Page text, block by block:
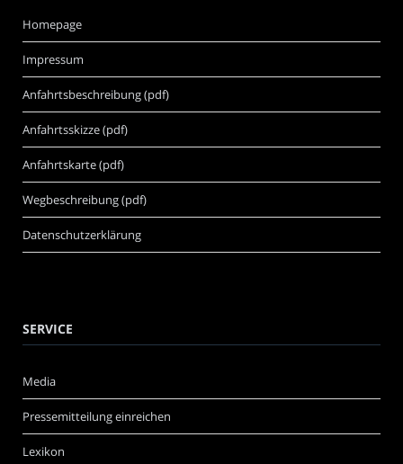
Homepage
Impressum
Anfahrtsbeschreibung (pdf)
Anfahrtsskizze (pdf)
Anfahrtskarte (pdf)
Wegbeschreibung (pdf)
Datenschutzerklärung
SERVICE
Media
Pressemitteilung einreichen
Lexikon